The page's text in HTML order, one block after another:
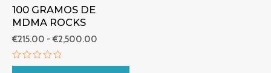
100 GRAMOS DE
MDMA ROCKS
€215.00 - €2,500.00
Valorado